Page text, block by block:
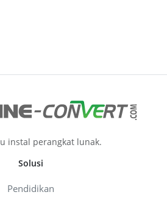
instal perangkat lunak.
Solusi
Pendidikan